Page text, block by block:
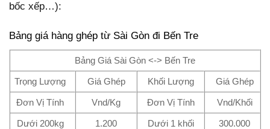
bốc xếp…):
Bảng giá hàng ghép từ Sài Gòn đi Bến Tre
Bảng Giá Sài Gòn <-> Bến Tre
Trọng Lượng Giá Ghép Khối Lượng Giá Ghép
Đơn Vị Tính Vnd/Kg Đơn Vị Tính Vnd/Khối
Dưới 200kg 1.200 Dưới 1 khối 300.000